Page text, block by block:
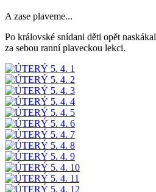
A zase plaveme...
Po královské snídani děti opět
za sebou ranní plaveckou lekci.